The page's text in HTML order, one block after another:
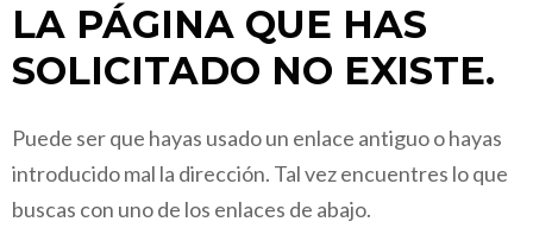
LA PÁGINA QUE HAS
SOLICITADO NO EXISTE.
Puede ser que hayas usado un enlace antiguo o hayas
introducido mal la dirección. Tal vez encuentres lo que
buscas con uno de los enlaces de abajo.